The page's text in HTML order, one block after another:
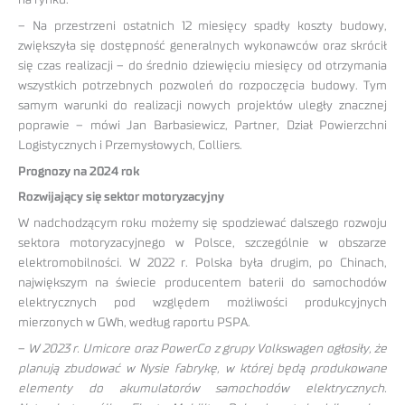
– Na przestrzeni ostatnich 12 miesięcy spadły koszty budowy,
zwiększyła się dostępność generalnych wykonawców oraz skrócił
się czas realizacji – do średnio dziewięciu miesięcy od otrzymania
wszystkich potrzebnych pozwoleń do rozpoczęcia budowy. Tym
samym warunki do realizacji nowych projektów uległy znacznej
poprawie – mówi Jan Barbasiewicz, Partner, Dział Powierzchni
Logistycznych i Przemysłowych, Colliers.
Prognozy na 2024 rok
Rozwijający się sektor motoryzacyjny
W nadchodzącym roku możemy się spodziewać dalszego rozwoju
sektora motoryzacyjnego w Polsce, szczególnie w obszarze
elektromobilności. W 2022 r. Polska była drugim, po Chinach,
największym na świecie producentem baterii do samochodów
elektrycznych pod względem możliwości produkcyjnych
mierzonych w GWh, według raportu PSPA.
– W 2023 r. Umicore oraz PowerCo z grupy Volkswagen ogłosiły, że
planują zbudować w Nysie fabrykę, w której będą produkowane
elementy do akumulatorów samochodów elektrycznych.